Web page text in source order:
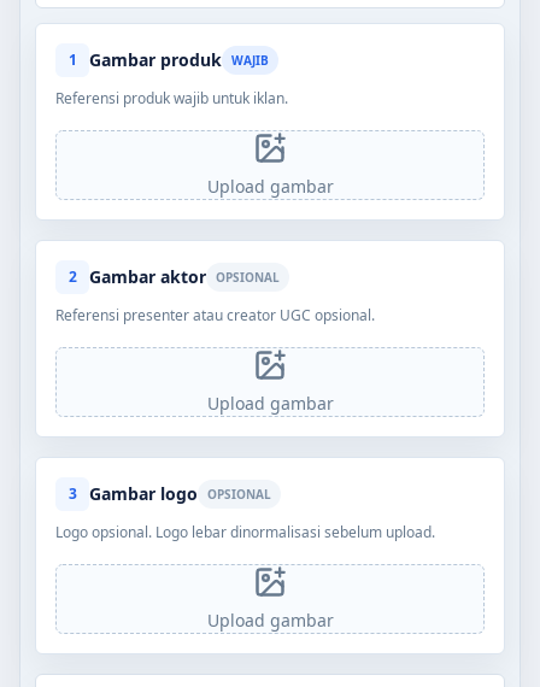
1 Gambar produk WAJIB
Referensi produk wajib untuk iklan.
Upload gambar
2 Gambar aktor OPSIONAL
Referensi presenter atau creator UGC opsional.
Upload gambar
3 Gambar logo OPSIONAL
Logo opsional. Logo lebar dinormalisasi sebelum upload.
Upload gambar